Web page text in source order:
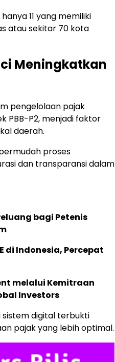
11 yang memiliki
atau sekitar 70 kota
Meningkatkan
pengelolaan pajak
PBB-P2, menjadi faktor
daerah.
proses
dan transparansi dalam
bagi Petenis
di Indonesia, Percepat
melalui Kemitraan
Investors
sistem digital terbukti
pajak yang lebih optimal.